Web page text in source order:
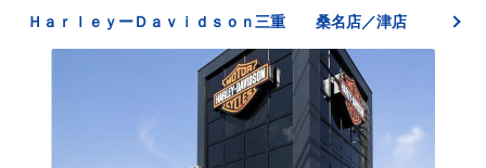
ＨａｒｌｅｙーＤａｖｉｄｓｏｎ三重 桑名店／津店